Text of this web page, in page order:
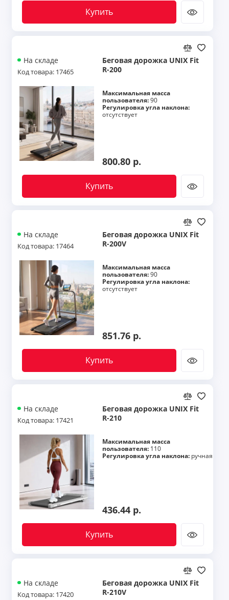
Купить
На складе
Код товара: 17465
Беговая дорожка UNIX Fit
R-200
Максимальная масса
пользователя:90
Регулировка угла наклона:
отсутствует
800.80 р.
Купить
На складе
Код товара: 17464
Беговая дорожка UNIX Fit
R-200V
Максимальная масса
пользователя:90
Регулировка угла наклона:
отсутствует
851.76 р.
Купить
На складе
Код товара: 17421
Беговая дорожка UNIX Fit
R-210
Максимальная масса
пользователя: 110
Регулировка угла наклона: ручная
436.44 р.
Купить
На складе
Код товара: 17420
Беговая дорожка UNIX Fit
R-210V